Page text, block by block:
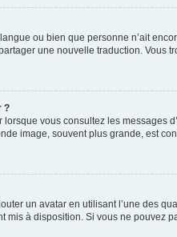
ou bien que personne n’ait
une nouvelle traduction. Vous
?
vous consultez les messages
image, souvent plus grande, est
un avatar en utilisant l’une des
à disposition. Si vous ne pouvez